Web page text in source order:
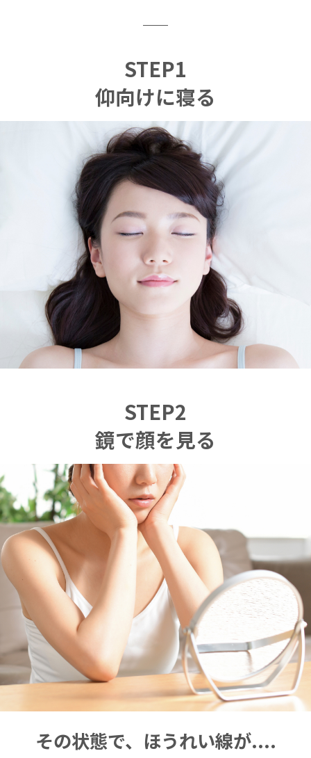
STEP1
仰向けに寝る
STEP2
鏡で顔を見る
その状態で、ほうれい線が....